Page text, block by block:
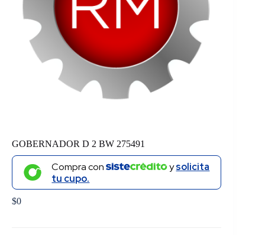
GOBERNADOR D 2 BW 275491
Compra con ysolicita
tu cupo.
$0